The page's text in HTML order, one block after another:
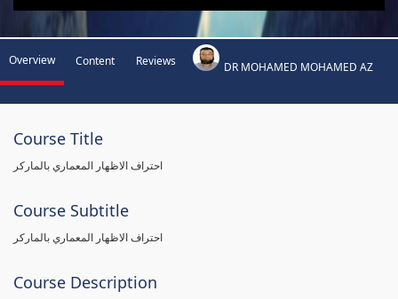
Overview Content Reviews DR MOHAMED MOHAMED AZ
Course Title
احتراف الاظهار المعماري بالماركر
Course Subtitle
احتراف الاظهار المعماري بالماركر
Course Description